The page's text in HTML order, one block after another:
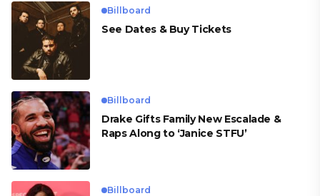
Billboard
See Dates & Buy Tickets
Billboard
Drake Gifts Family New Escalade &
Raps Along to ‘Janice STFU’
Billboard